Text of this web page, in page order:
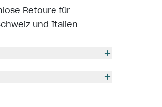
Retoure für
und Italien